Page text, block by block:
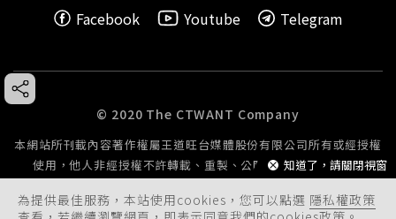
為提供最佳服務，本站使用cookies，您可以點選 隱私權政策
知道了，請關閉視窗
Facebook
Youtube Telegram
© 2020 The CTWANT Company
本網站所刊載內容著作權屬王道旺台媒體股份有限公司所有或經授權
使用，他人非經授權不許轉載、重製、公開播送或公開傳輸。